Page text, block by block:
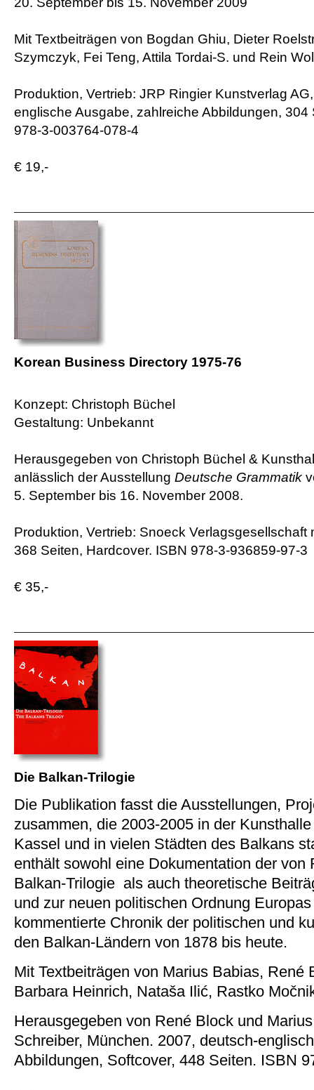
Mit Textbeiträgen von Bogdan Ghiu, Dieter
Szymczyk, Fei Teng, Attila Tordai-S. und Rein
Produktion, Vertrieb: JRP Ringier Kunstverlag
englische Ausgabe, zahlreiche Abbildungen, 304
978-3-003764-078-4
€ 19,-
Korean Business Directory 1975-76
Konzept: Christoph Büchel
Gestaltung: Unbekannt
Herausgegeben von Christoph Büchel &
anlässlich der Ausstellung Deutsche Grammatik
5. September bis 16. November 2008.
Produktion, Vertrieb: Snoeck Verlagsgesellschaft
368 Seiten, Hardcover. ISBN 978-3-936859-97-3
€ 35,-
Die Balkan-Trilogie
Die Publikation fasst die Ausstellungen,
zusammen, die 2003-2005 in der
Kassel und in vielen Städten des Balkans
enthält sowohl eine Dokumentation der von
Balkan-Trilogie als auch theoretische
und zur neuen politischen Ordnung
kommentierte Chronik der politischen und
den Balkan-Ländern von 1878 bis heute.
Mit Textbeiträgen von Marius Babias, René
Barbara Heinrich, Nataša Ilić, Rastko
Herausgegeben von René Block und
Schreiber, München. 2007, deutsch-
Abbildungen, Softcover, 448 Seiten. ISBN